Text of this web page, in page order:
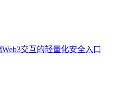
交互的轻量化安全入口